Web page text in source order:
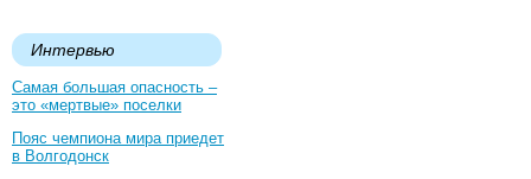
Интервью
Самая большая опасность –
это «мертвые» поселки
Пояс чемпиона мира приедет
в Волгодонск